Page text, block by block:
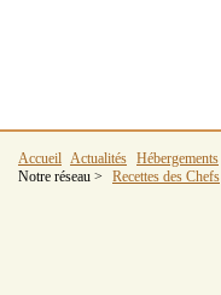
Accueil Actualités Hébergements
Notre réseau >
Recettes des Chefs